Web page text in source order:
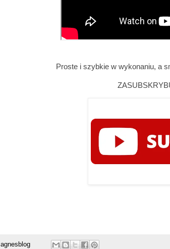
Proste i szybkie w wykonaniu, a
agnesblog